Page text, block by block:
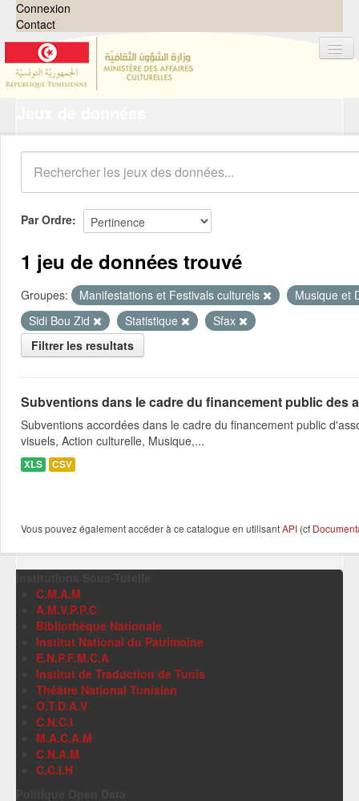
Connexion
Contact
Organisations
Groupes
Demandes 0
À propos
Par Ordre
1 jeu de données trouvé
Groupes: Manifestations et Festivals culturels
Musique et
Sidi Bou Zid
Statistique
Sfax
Filtrer les resultats
Subventions dans le cadre du financement public des
Subventions accordées dans le cadre du financement public
visuels, Action culturelle, Musique,...
XLS CSV
Vous pouvez également accéder à ce catalogue en utilisantAPI (cf
C.M.A.M
A.M.V.P.P.C
Bibliothèque Nationale
Institut National du Patrimoine
E.N.P.F.M.C.A
Institut de Traduction de Tunis
Théâtre National Tunisien
O.T.D.A.V
C.N.C.I
M.A.C.A.M
C.N.A.M
C.C.I.H